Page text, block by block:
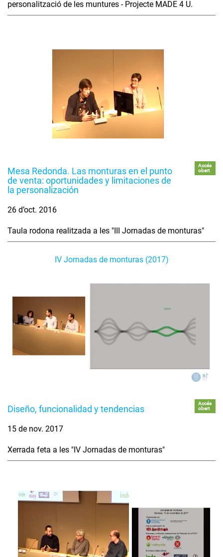
personalització de les muntures - Projecte MADE 4 U.
Mesa Redonda. Las monturas en el punto
de venta: oportunidades y limitaciones de
la personalización
Accés
obert
26 d’oct. 2016
Taula rodona realitzada a les "III Jornadas de monturas"
IV Jornadas de monturas (2017)
Diseño, funcionalidad y tendencias
Accés
obert
15 de nov. 2017
Xerrada feta a les "IV Jornadas de monturas"